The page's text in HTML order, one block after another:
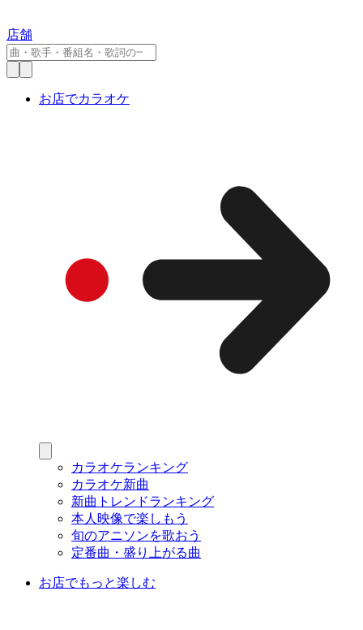
店舗
お店でカラオケ
カラオケランキング
カラオケ新曲
新曲トレンドランキング
本人映像で楽しもう
旬のアニソンを歌おう
定番曲・盛り上がる曲
お店でもっと楽しむ